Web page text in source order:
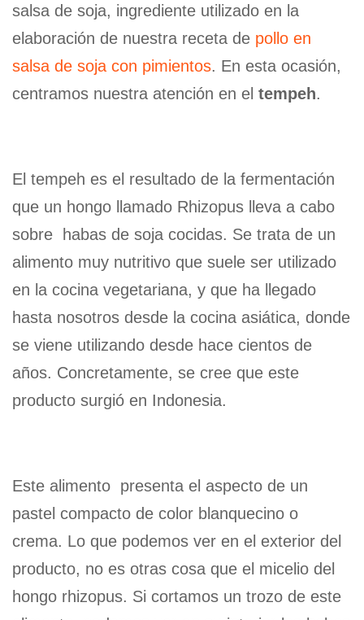
salsa de soja, ingrediente utilizado en la
elaboración de nuestra receta de pollo en
salsa de soja con pimientos. En esta ocasión,
centramos nuestra atención en el tempeh.
El tempeh es el resultado de la fermentación
que un hongo llamado Rhizopus lleva a cabo
sobre habas de soja cocidas. Se trata de un
alimento muy nutritivo que suele ser utilizado
en la cocina vegetariana, y que ha llegado
hasta nosotros desde la cocina asiática, donde
se viene utilizando desde hace cientos de
años. Concretamente, se cree que este
producto surgió en Indonesia.
Este alimento presenta el aspecto de un
pastel compacto de color blanquecino o
crema. Lo que podemos ver en el exterior del
producto, no es otras cosa que el micelio del
hongo rhizopus. Si cortamos un trozo de este